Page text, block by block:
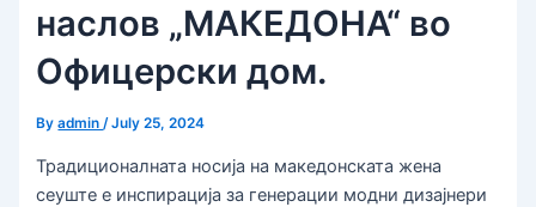
наслов „МАКЕДОНА“ во
Офицерски дом.
Byadmin/July 25, 2024
Традиционалната носија на македонската жена
сеуште е инспирација за генерации модни дизајнери